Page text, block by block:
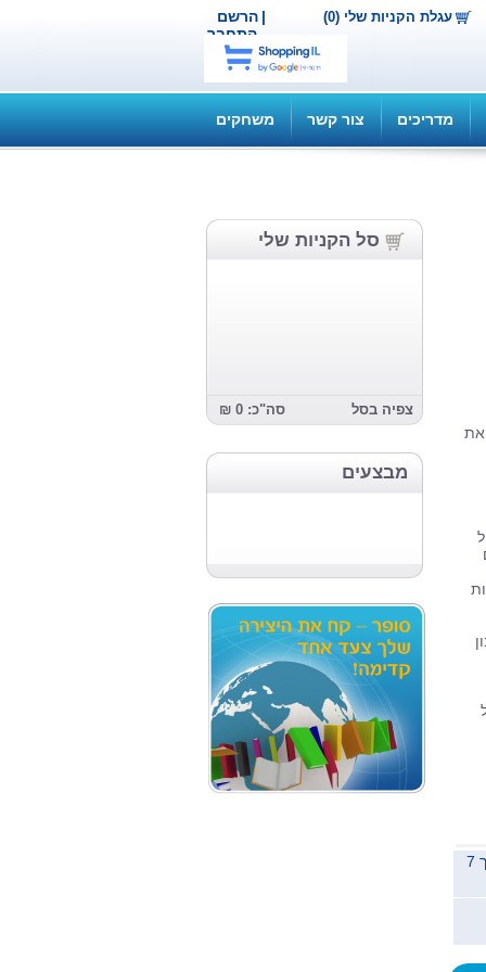
הרשם |
התחבר
עגלת הקניות שלי (0)
מדריכים צור קשר משחקים
סל הקניות שלי
צפיה בסל סה"כ: 0 ₪
מבצעים
את
משלוח לכל הארץ תוך 7